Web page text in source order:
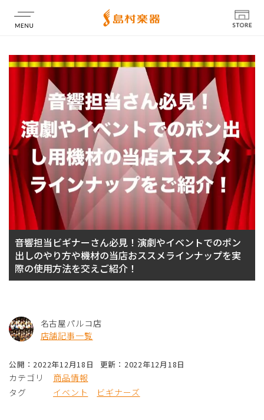
店舗情報
音響担当ビギナーさん必見！演劇やイベントでのポン
出しのやり方や機材の当店おススメラインナップを実
際の使用方法を交えご紹介！
名古屋パルコ店
店舗記事一覧
公開：2022年12月18日 更新：2022年12月18日
カテゴリ
商品情報
タグ
イベント ビギナーズ